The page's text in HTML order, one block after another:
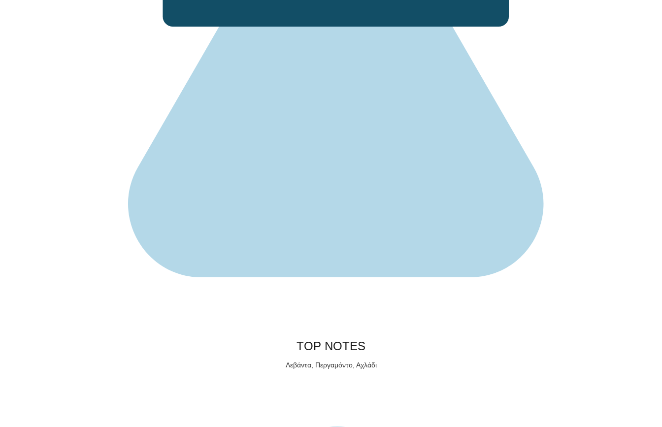
TOP NOTES
Λεβάντα, Περγαμόντο, Αχλάδι